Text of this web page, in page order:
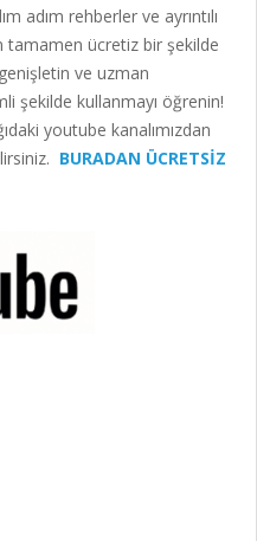
adım rehberler ve ayrıntılı
tamamen ücretiz bir şekilde
ve uzman
şekilde kullanmayı öğrenin!
youtube kanalımızdan
BURADAN ÜCRETSİZ